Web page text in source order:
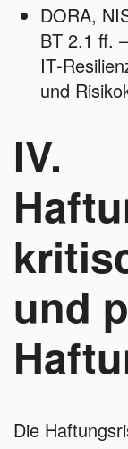
DORA,
BT 2.1 ff.
und
IV.
und
Die